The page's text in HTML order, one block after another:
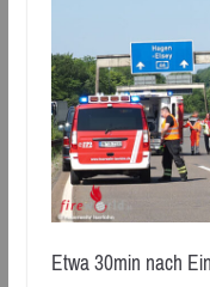
Etwa 30min nach